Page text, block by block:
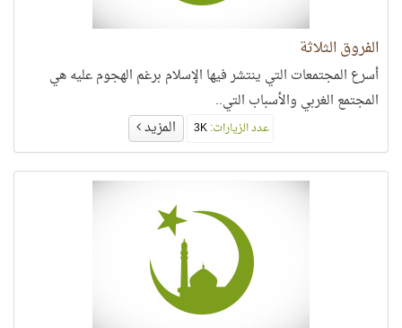
الفروق الثلاثة
أسرع المجتمعات التي ينتشر فيها الإسلام برغم الهجوم عليه هي
المجتمع الغربي والأسباب التي..
عدد الزيارات: المزيد